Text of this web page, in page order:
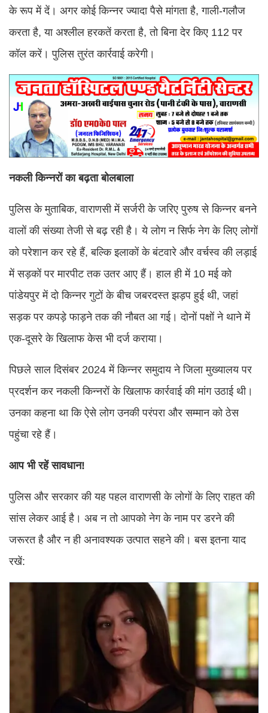
के रूप में दें। अगर कोई किन्नर ज्यादा पैसे मांगता है, गाली-गलौज
करता है, या अश्लील हरकतें करता है, तो बिना देर किए 112 पर
कॉल करें। पुलिस तुरंत कार्रवाई करेगी।
नकली किन्नरों का बढ़ता बोलबाला
पुलिस के मुताबिक, वाराणसी में सर्जरी के जरिए पुरुष से किन्नर बनने
वालों की संख्या तेजी से बढ़ रही है। ये लोग न सिर्फ नेग के लिए लोगों
को परेशान कर रहे हैं, बल्कि इलाकों के बंटवारे और वर्चस्व की लड़ाई
में सड़कों पर मारपीट तक उतर आए हैं। हाल ही में 10 मई को
पांडेयपुर में दो किन्नर गुटों के बीच जबरदस्त झड़प हुई थी, जहां
सड़क पर कपड़े फाड़ने तक की नौबत आ गई। दोनों पक्षों ने थाने में
एक-दूसरे के खिलाफ केस भी दर्ज कराया।
पिछले साल दिसंबर 2024 में किन्नर समुदाय ने जिला मुख्यालय पर
प्रदर्शन कर नकली किन्नरों के खिलाफ कार्रवाई की मांग उठाई थी।
उनका कहना था कि ऐसे लोग उनकी परंपरा और सम्मान को ठेस
पहुंचा रहे हैं।
आप भी रहें सावधान!
पुलिस और सरकार की यह पहल वाराणसी के लोगों के लिए राहत की
सांस लेकर आई है। अब न तो आपको नेग के नाम पर डरने की
जरूरत है और न ही अनावश्यक उत्पात सहने की। बस इतना याद
रखें: